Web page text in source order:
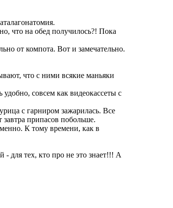
что на обед получилось?! Пока
от компота. Вот и замечательно.
что с ними всякие маньяки
совсем как видеокассеты с
с гарниром зажарилась. Все
припасов побольше.
К тому времени, как в
- для тех, кто про не это знает!!! А